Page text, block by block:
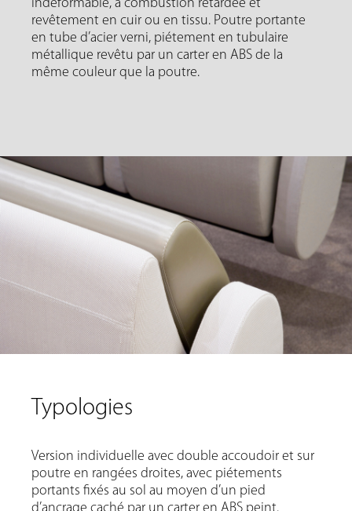
indéformable, à combustion retardée et
revêtement en cuir ou en tissu. Poutre portante
en tube d’acier verni, piétement en tubulaire
métallique revêtu par un carter en ABS de la
même couleur que la poutre.
Typologies
Version individuelle avec double accoudoir et sur
poutre en rangées droites, avec piétements
portants fixés au sol au moyen d’un pied